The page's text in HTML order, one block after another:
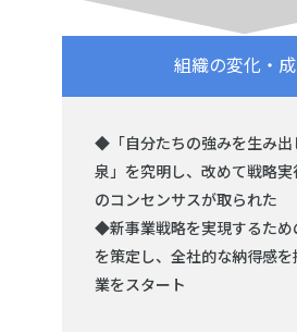
組織の変化・
◆「自分たちの強みを生み出
泉」を究明し、改めて戦略実
のコンセンサスが取られた
◆新事業戦略を実現するため
を策定し、全社的な納得感を
業をスタート